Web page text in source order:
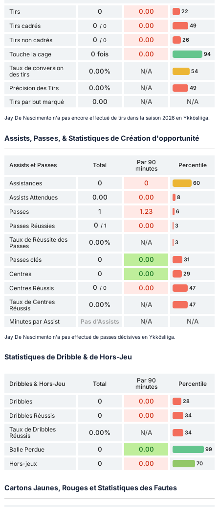
Tirs
0 0.00 22
Tirs cadrés 0 / 0 0.00 49
Tirs non cadrés 0 / 0 0.00 26
Touche la cage 0 fois 0.00 94
Taux de conversion
des tirs
0.00% N/A 54
Précision des Tirs 0.00% N/A 49
Tirs par but marqué 0.00 N/A N/A
Jay De Nascimento n'a pas encore effectué de tirs dans la saison 2026 en Ykkösliiga.
Assists, Passes, & Statistiques de Création d'opportunité
Assists et Passes Total
Par 90
minutes
Percentile
Assistances 0 0 60
Assists Attendues 0.00 0.00 8
Passes 1 1.23 6
Passes Réussies 0 / 1 0.00 3
Taux de Réussite des
Passes
0.00% N/A 3
Passes clés 0 0.00 31
Centres 0 0.00 29
Centres Réussis 0 / 0 0.00 47
Taux de Centres
Réussis
0.00% N/A 47
Minutes par Assist Pas d'Assists N/A N/A
Jay De Nascimento n'a pas effectué de passes décisives en Ykkösliiga.
Statistiques de Dribble & de Hors-Jeu
Dribbles & Hors-Jeu Total
Par 90
minutes
Percentile
Dribbles 0 0.00 28
Dribbles Réussis 0 0.00 34
Taux de Dribbles
Réussis
0.00% N/A 34
Balle Perdue 0 0.00 99
Hors-jeux 0 0.00 70
Cartons Jaunes, Rouges et Statistiques des Fautes